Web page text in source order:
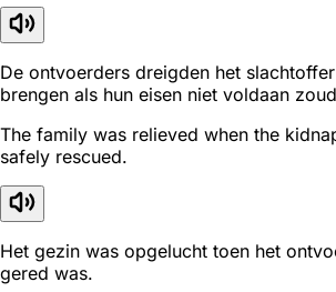
De ontvoerders dreigden het
brengen als hun eisen niet voldaan
The family was relieved when the
safely rescued.
Het gezin was opgelucht toen het
gered was.